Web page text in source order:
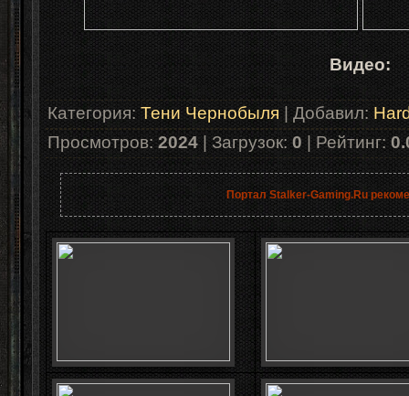
Видео:
Категория: Тени Чернобыля| Добавил:
Просмотров:2024|Загрузок: 0| Рейтинг:
Портал Stalker-Gaming.Ru